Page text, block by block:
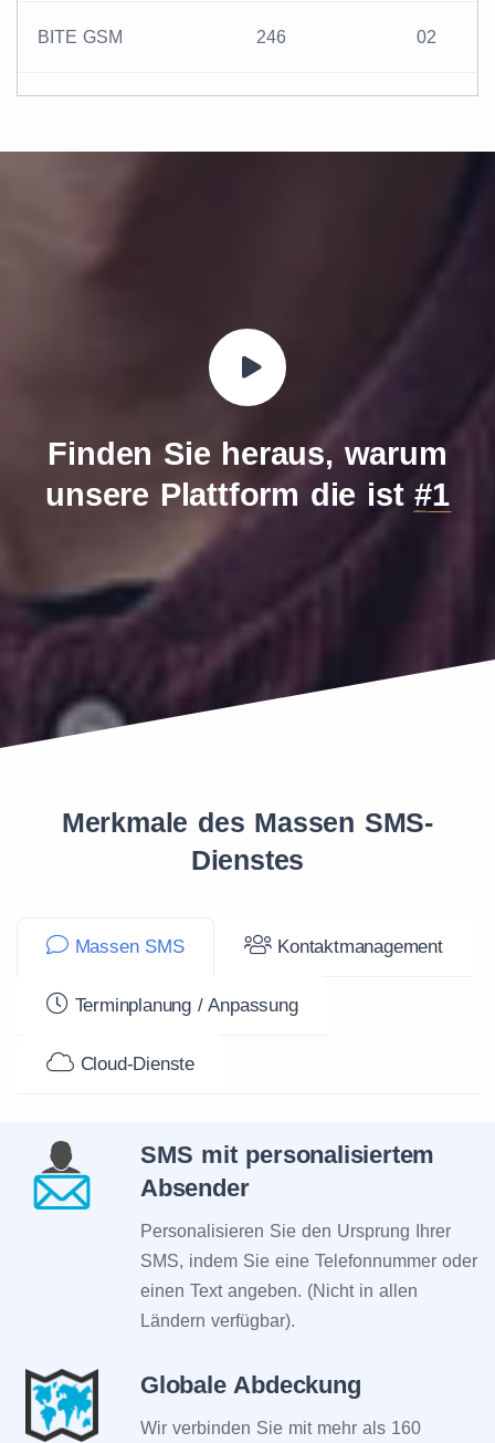
BITE GSM 246 02
Finden Sie heraus, warum
unsere Plattform die ist#1
Merkmale des Massen SMS-
Dienstes
Massen SMS Kontaktmanagement
Terminplanung / Anpassung
Cloud-Dienste
SMS mit personalisiertem
Absender
Personalisieren Sie den Ursprung Ihrer
SMS, indem Sie eine Telefonnummer oder
einen Text angeben. (Nicht in allen
Ländern verfügbar).
Globale Abdeckung
Wir verbinden Sie mit mehr als 160